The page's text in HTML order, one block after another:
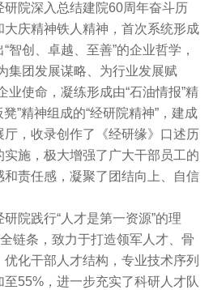
研院深入总结建院60周年奋斗历
庆精神铁人精神，首次系统形成
智创、卓越、至善”的企业哲学，
集团发展谋略、为行业发展赋
业使命，凝练形成由“石油情报”精
”精神组成的“经研院精神”，建成
厅，收录创作了《经研缘》口述历
施，极大增强了广大干部员工的
和责任感，凝聚了团结向上、自信
院践行“人才是第一资源”的理
链条，致力于打造领军人才、骨
化干部人才结构，专业技术序列
55%，进一步充实了科研人才队